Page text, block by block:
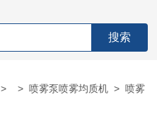
> >喷雾泵喷雾均质机 > 喷雾